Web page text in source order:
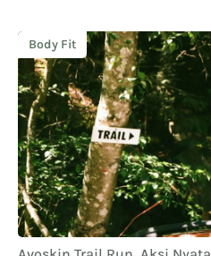
Body Fit